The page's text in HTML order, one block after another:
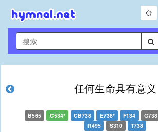
任何生命具有意义
B565 C534* CB738 E738* F134 G738
R495
S310 T738